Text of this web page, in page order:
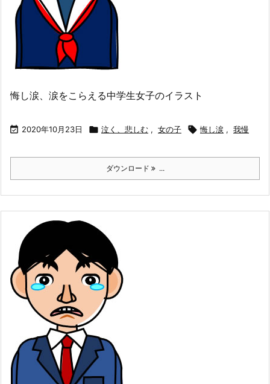
悔し涙、涙をこらえる中学生女子のイラスト
 2020年10月23日  泣く、悲しむ , 女の子  悔し涙 , 我慢
ダウンロード ...